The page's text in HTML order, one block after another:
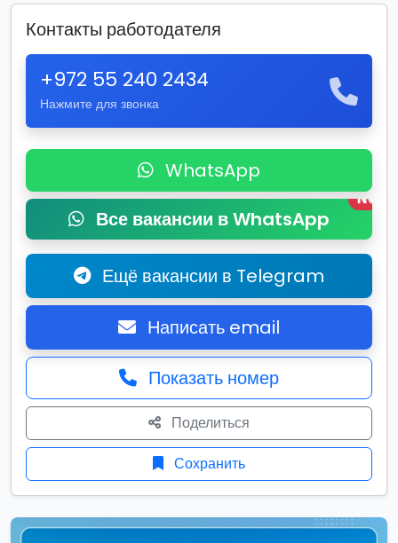
Контакты работодателя
+972 55 240 2434
Нажмите для звонка
WhatsApp
Все вакансии в WhatsApp
New
Ещё вакансии в Telegram
Написать email
Показать номер
Поделиться
Сохранить